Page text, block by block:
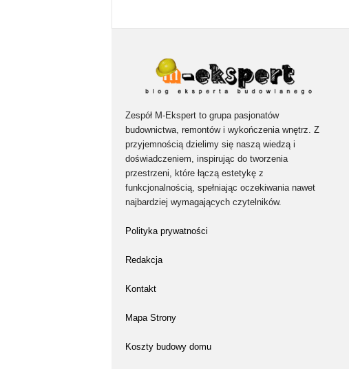
Zespół M-Ekspert to grupa pasjonatów
budownictwa, remontów i wykończenia wnętrz. Z
przyjemnością dzielimy się naszą wiedzą i
doświadczeniem, inspirując do tworzenia
przestrzeni, które łączą estetykę z
funkcjonalnością, spełniając oczekiwania nawet
najbardziej wymagających czytelników.
Polityka prywatności
Redakcja
Kontakt
Mapa Strony
Koszty budowy domu